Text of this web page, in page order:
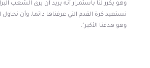
وهو يكرر لنا باستمرار أنه يريد أن يرى الشعب
نستعيد كرة القدم التي عرفناها دائما، وأن نحاول
وهو هدفنا الأكبر".